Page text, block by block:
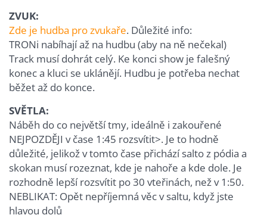
ZVUK:
Zde je hudba pro zvukaře. Důležité info:
TRONi nabíhají až na hudbu (aby na ně nečekal)
Track musí dohrát celý. Ke konci show je falešný
konec a kluci se uklánějí. Hudbu je potřeba nechat
běžet až do konce.
SVĚTLA:
Náběh do co největší tmy, ideálně i zakouřené
NEJPOZDĚJI v čase 1:45 rozsvítit>. Je to hodně
důležité, jelikož v tomto čase přichází salto z pódia a
skokan musí rozeznat, kde je nahoře a kde dole. Je
rozhodně lepší rozsvítit po 30 vteřinách, než v 1:50.
NEBLIKAT: Opět nepříjemná věc v saltu, když jste
hlavou dolů